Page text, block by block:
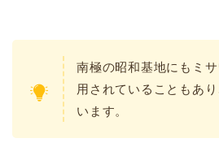
南極の昭和基地にもミ
用されていることもあ
います。